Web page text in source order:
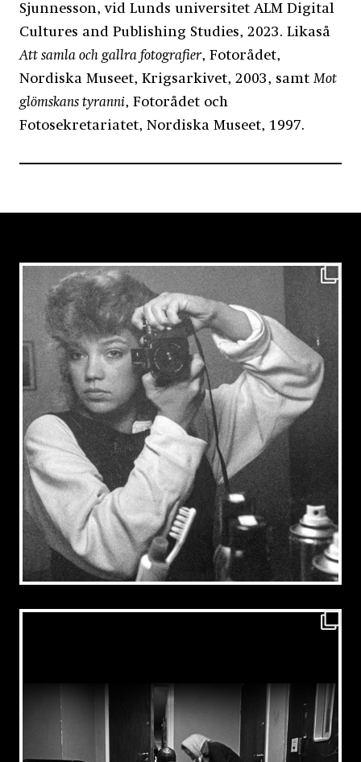
Sjunnesson, vid Lunds universitet ALM Digital
Cultures and Publishing Studies, 2023. Likaså
Att samla och gallra fotografier, Fotorådet,
Nordiska Museet, Krigsarkivet, 2003, samtMot
glömskans tyranni, Fotorådet och
Fotosekretariatet, Nordiska Museet, 1997.